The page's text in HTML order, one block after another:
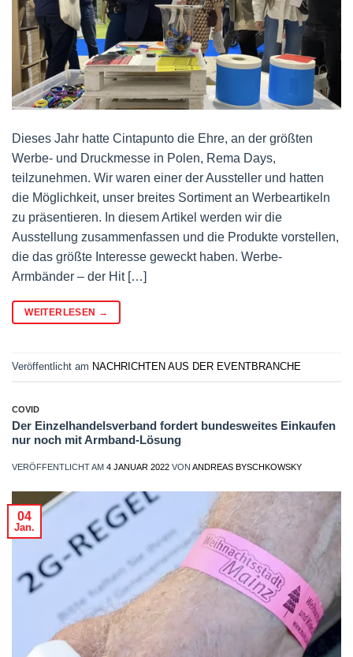
Dieses Jahr hatte Cintapunto die Ehre, an der größten
Werbe- und Druckmesse in Polen, Rema Days,
teilzunehmen. Wir waren einer der Aussteller und hatten
die Möglichkeit, unser breites Sortiment an Werbeartikeln
zu präsentieren. In diesem Artikel werden wir die
Ausstellung zusammenfassen und die Produkte vorstellen,
die das größte Interesse geweckt haben. Werbe-
Armbänder – der Hit […]
WEITERLESEN →
Veröffentlicht am NACHRICHTEN AUS DER EVENTBRANCHE
COVID
Der Einzelhandelsverband fordert bundesweites Einkaufen
nur noch mit Armband-Lösung
VERÖFFENTLICHT AM 4 JANUAR 2022 VON ANDREAS BYSCHKOWSKY
04
Jan.